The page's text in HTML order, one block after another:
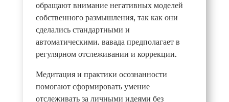
обращают внимание негативных моделей
собственного размышления, так как они
сделались стандартными и
автоматическими. вавада предполагает в
регулярном отслеживании и коррекции.
Медитация и практики осознанности
помогают сформировать умение
отслеживать за личными идеями без